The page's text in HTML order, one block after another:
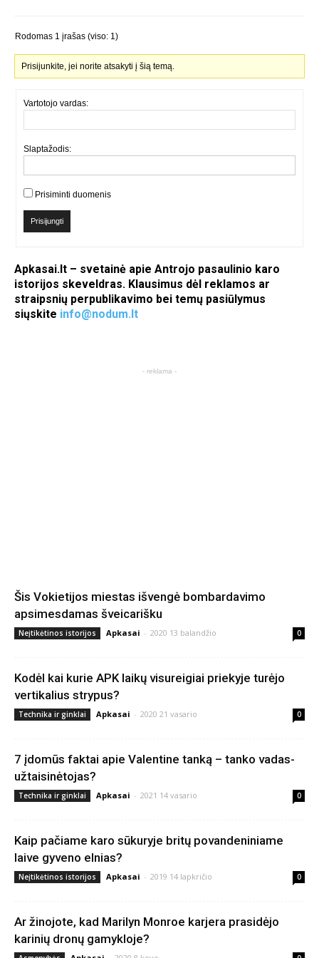
Rodomas 1 įrašas (viso: 1)
Prisijunkite, jei norite atsakyti į šią temą.
Vartotojo vardas:
Slaptažodis:
Prisiminti duomenis
Prisijungti
Apkasai.lt – svetainė apie Antrojo pasaulinio karo
istorijos skeveldras. Klausimus dėl reklamos ar
straipsnių perpublikavimo bei temų pasiūlymus
siųskite info@nodum.lt
- reklama -
Šis Vokietijos miestas išvengė bombardavimo
apsimesdamas šveicarišku
Neįtikėtinos istorijos Apkasai - 2020 13 balandžio 0
Kodėl kai kurie APK laikų visureigiai priekyje turėjo
vertikalius strypus?
Technika ir ginklai Apkasai - 2020 21 vasario 0
7 įdomūs faktai apie Valentine tanką – tanko vadas-
užtaisinėtojas?
Technika ir ginklai Apkasai - 2021 14 vasario 0
Kaip pačiame karo sūkuryje britų povandeniniame
laive gyveno elnias?
Neįtikėtinos istorijos Apkasai - 2019 14 lapkričio 0
Ar žinojote, kad Marilyn Monroe karjera prasidėjo
karinių dronų gamykloje?